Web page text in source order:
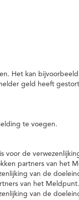
Het kan
geld heeft
te voegen.
de
partners van het
van de
van het
van de